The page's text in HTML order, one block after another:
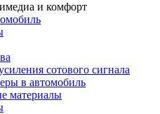
и комфорт
сотового сигнала
в автомобиль
материалы